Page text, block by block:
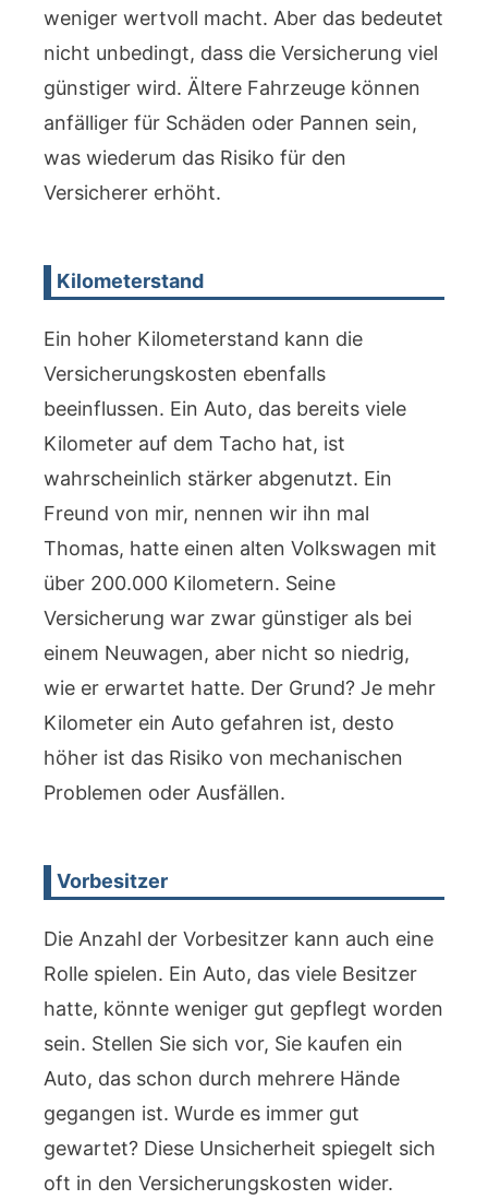
weniger wertvoll macht. Aber das bedeutet
nicht unbedingt, dass die Versicherung viel
günstiger wird. Ältere Fahrzeuge können
anfälliger für Schäden oder Pannen sein,
was wiederum das Risiko für den
Versicherer erhöht.
Kilometerstand
Ein hoher Kilometerstand kann die
Versicherungskosten ebenfalls
beeinflussen. Ein Auto, das bereits viele
Kilometer auf dem Tacho hat, ist
wahrscheinlich stärker abgenutzt. Ein
Freund von mir, nennen wir ihn mal
Thomas, hatte einen alten Volkswagen mit
über 200.000 Kilometern. Seine
Versicherung war zwar günstiger als bei
einem Neuwagen, aber nicht so niedrig,
wie er erwartet hatte. Der Grund? Je mehr
Kilometer ein Auto gefahren ist, desto
höher ist das Risiko von mechanischen
Problemen oder Ausfällen.
Vorbesitzer
Die Anzahl der Vorbesitzer kann auch eine
Rolle spielen. Ein Auto, das viele Besitzer
hatte, könnte weniger gut gepflegt worden
sein. Stellen Sie sich vor, Sie kaufen ein
Auto, das schon durch mehrere Hände
gegangen ist. Wurde es immer gut
gewartet? Diese Unsicherheit spiegelt sich
oft in den Versicherungskosten wider.